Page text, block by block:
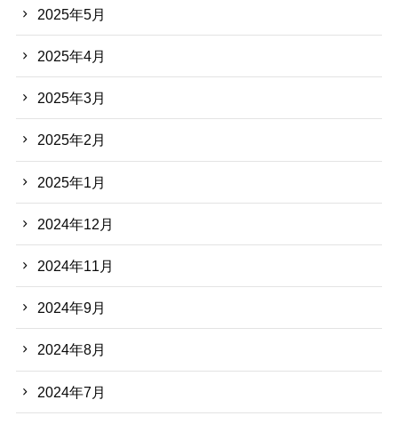
2025年5月
2025年4月
2025年3月
2025年2月
2025年1月
2024年12月
2024年11月
2024年9月
2024年8月
2024年7月